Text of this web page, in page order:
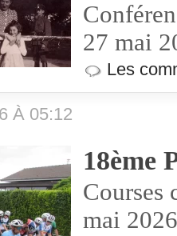
27 mai
Les
À 05:12
18ème
Courses
mai 2026